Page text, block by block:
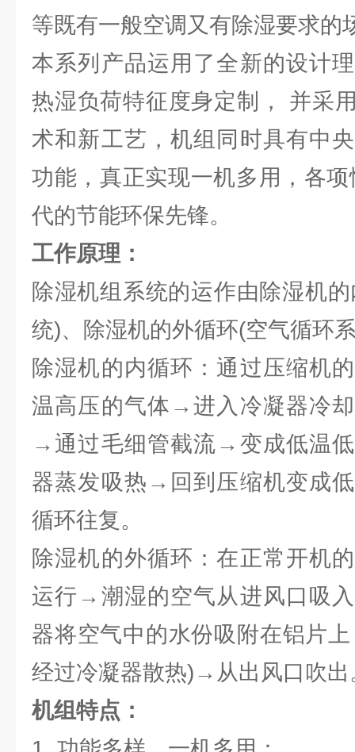
等既有一般空调又有除湿要求的
本系列产品运用了全新的设计
热湿负荷特征度身定制， 并采
术和新工艺，机组同时具有中
功能，真正实现一机多用，各
代的节能环保先锋。
工作原理：
除湿机组系统的运作由除湿机
统)、除湿机的外循环(空气循环
除湿机的内循环：通过压缩机
温高压的气体→进入冷凝器冷
→通过毛细管截流→变成低温
器蒸发吸热→回到压缩机变成
循环往复。
除湿机的外循环：在正常开机
运行→潮湿的空气从进风口吸
器将空气中的水份吸附在铝片
经过冷凝器散热)→从出风口吹出
机组特点：